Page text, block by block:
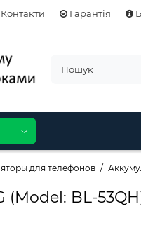
Контакти Гарантія
для телефонов
(Model: BL-